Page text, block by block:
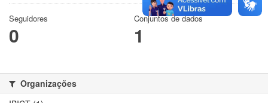
Seguidores
0
Conjuntos de dados
1
Organizações